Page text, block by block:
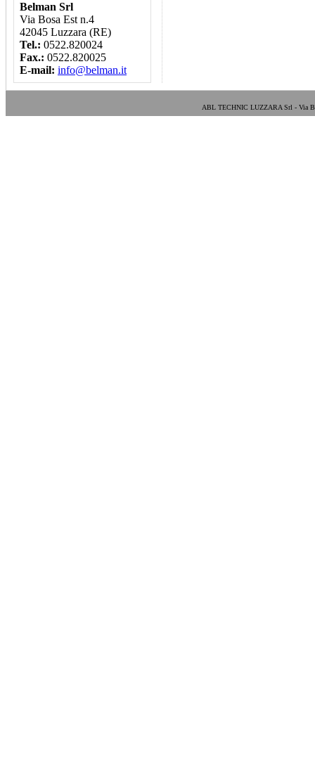
Belman Srl
Via Bosa Est n.4
42045 Luzzara (RE)
Tel.: 0522.820024
Fax.: 0522.820025
E-mail: info@belman.it
ABL TECHNIC LUZZARA Srl - Via